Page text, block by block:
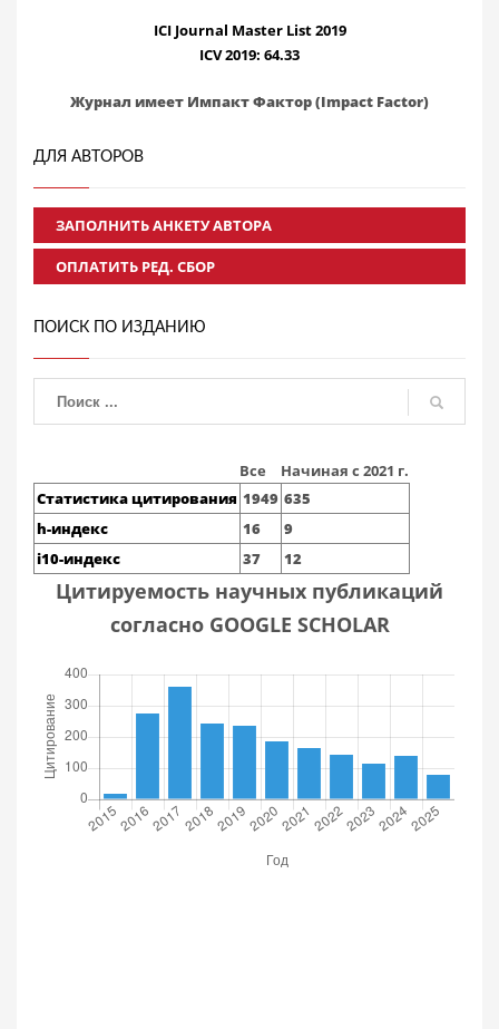
ICI Journal Master List 2019
ICV 2019: 64.33
Журнал имеет Импакт Фактор (Impact Factor)
ДЛЯ АВТОРОВ
ЗАПОЛНИТЬ АНКЕТУ АВТОРА
ОПЛАТИТЬ РЕД. СБОР
ПОИСК ПО ИЗДАНИЮ
Все
Начиная с 2021 г.
Статистика цитирования 1949 635
h-индекс
16
9
i10-индекс
37 12
Цитируемость научных публикаций
согласно GOOGLE SCHOLAR